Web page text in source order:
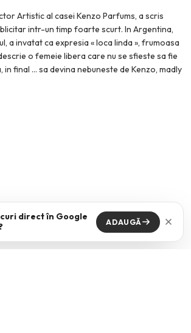
Artistic al casei Kenzo Parfums, a scris
intr-un timp foarte scurt. In Argentina,
a invatat ca expresia « loca linda », frumoasa
o femeie libera care nu se sfieste sa fie
in final … sa devina nebuneste de Kenzo, madly
direct în Google
ADAUGĂ